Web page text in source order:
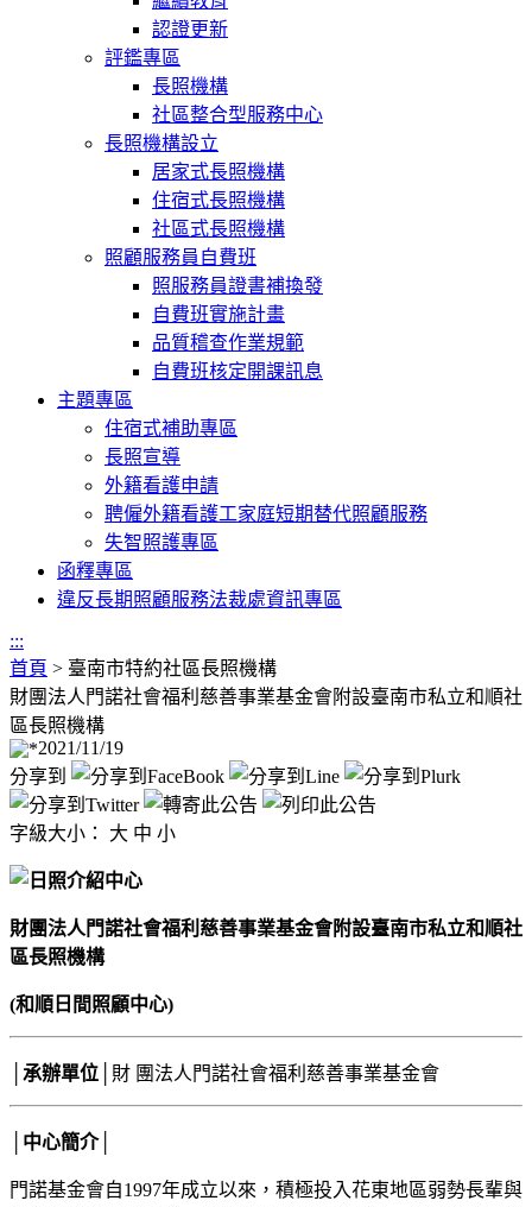
認證更新
評鑑專區
長照機構
社區整合型服務中心
長照機構設立
居家式長照機構
住宿式長照機構
社區式長照機構
照顧服務員自費班
照服務員證書補換發
自費班實施計畫
品質稽查作業規範
自費班核定開課訊息
主題專區
住宿式補助專區
長照宣導
外籍看護申請
聘僱外籍看護工家庭短期替代照顧服務
失智照護專區
函釋專區
違反長期照顧服務法裁處資訊專區
:::
首頁 > 臺南市特約社區長照機構
財團法人門諾社會福利慈善事業基金會附設臺南市私立和順社
區長照機構
2021/11/19
分享到
字級大小： 大 中 小
財團法人門諾社會福利慈善事業基金會附設臺南市私立和順社
區長照機構
(和順日間照顧中心)
│承辦單位│ 財 團法人門諾社會福利慈善事業基金會
│中心簡介│
門諾基金會自1997年成立以來，積極投入花東地區弱勢長輩與